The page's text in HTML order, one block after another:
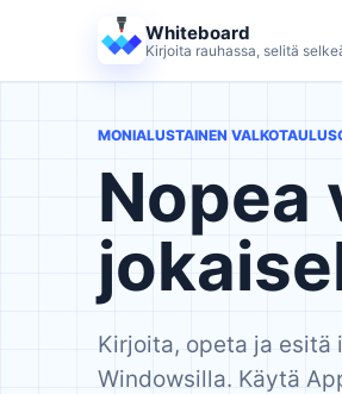
Whiteboard
Kirjoita rauhassa, selitä
MONIALUSTAINEN
Nopea
Kirjoita, opeta ja esitä
Windowsilla. Käytä